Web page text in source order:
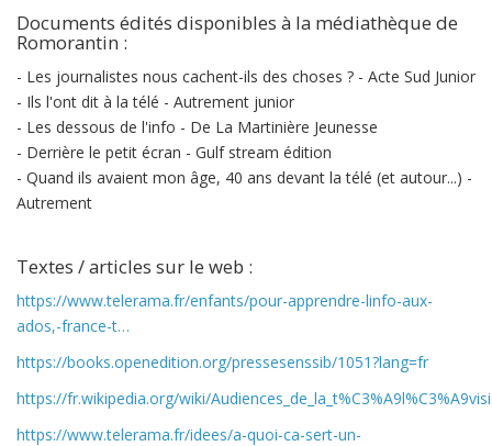
Documents édités disponibles à la médiathèque de
Romorantin :
- Les journalistes nous cachent-ils des choses ? - Acte Sud Junior
- Ils l'ont dit à la télé - Autrement junior
- Les dessous de l'info - De La Martinière Jeunesse
- Derrière le petit écran - Gulf stream édition
- Quand ils avaient mon âge, 40 ans devant la télé (et autour...) -
Autrement
Textes / articles sur le web :
https://www.telerama.fr/enfants/pour-apprendre-linfo-aux-
ados,-france-t…
https://books.openedition.org/pressesenssib/1051?lang=fr
https://fr.wikipedia.org/wiki/
https://www.telerama.fr/idees/a-quoi-ca-sert-un-